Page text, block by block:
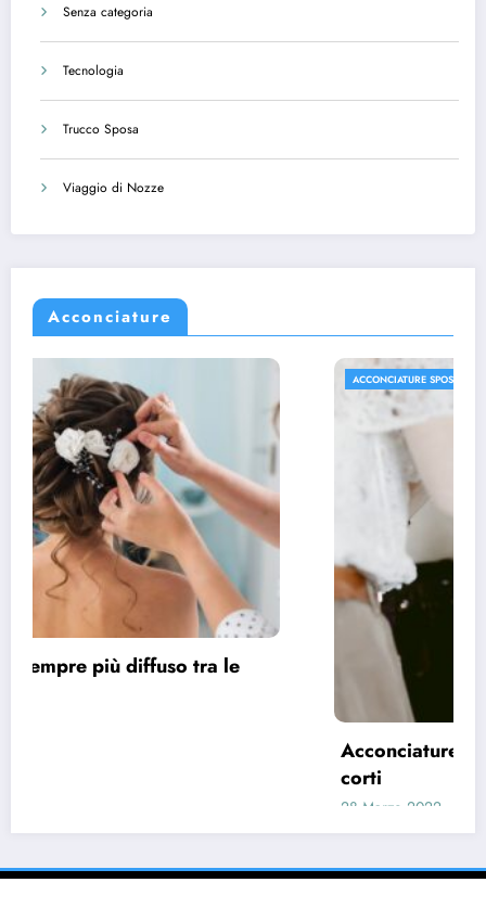
Senza categoria
Tecnologia
Trucco Sposa
Viaggio di Nozze
Acconciature
ACCONCIATURE SPOSA
Acconciature sposa 2022, spazio ai capelli